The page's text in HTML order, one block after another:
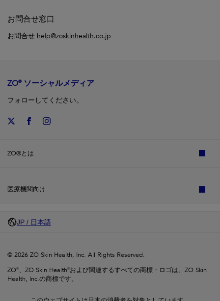
お問合せ窓口
お問合せ help@zoskinhealth.co.jp
ZO® ソーシャルメディア
フォローしてください。
ZO®とは
医療機関向け
JP / 日本語
© 2026 ZO Skin Health, Inc. All Rights Reserved.
ZO®、ZO Skin Health®および関連するすべての商標・ロゴは、ZO Skin
Health, Inc.の商標です。